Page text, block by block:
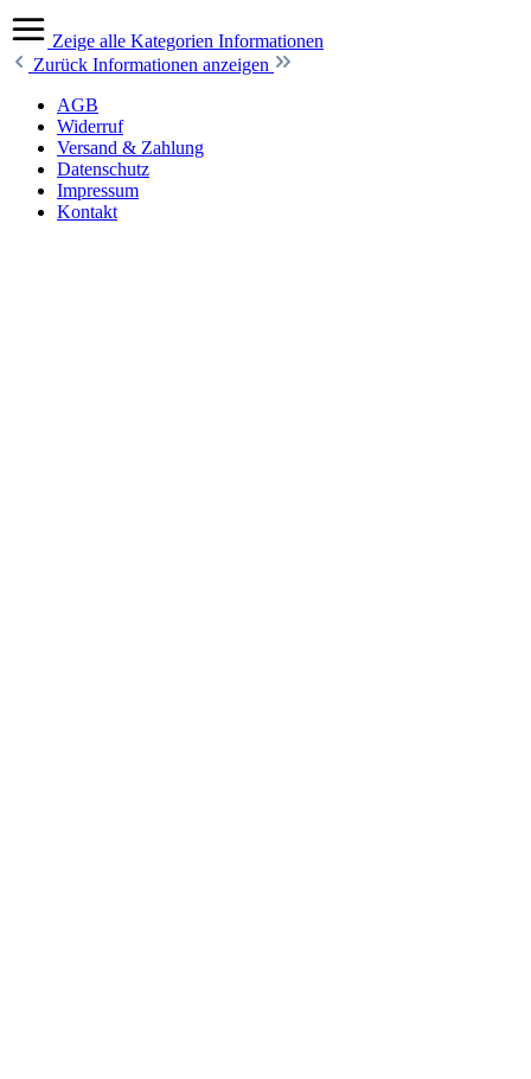
Zeige alle Kategorien Informationen
Zurück Informationen anzeigen
AGB
Widerruf
Versand & Zahlung
Datenschutz
Impressum
Kontakt